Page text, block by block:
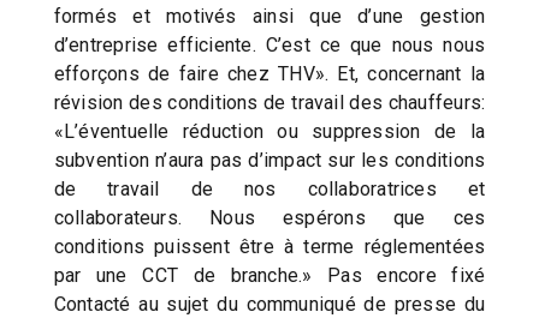
formés et motivés ainsi que d’une gestion
d’entreprise efficiente. C’est ce que nous nous
efforçons de faire chez THV». Et, concernant la
révision des conditions de travail des chauffeurs:
«L’éventuelle réduction ou suppression de la
subvention n’aura pas d’impact sur les conditions
de travail de nos collaboratrices et
collaborateurs. Nous espérons que ces
conditions puissent être à terme réglementées
par une CCT de branche.» Pas encore fixé
Contacté au sujet du communiqué de presse du